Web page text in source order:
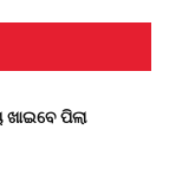
ପିଲା